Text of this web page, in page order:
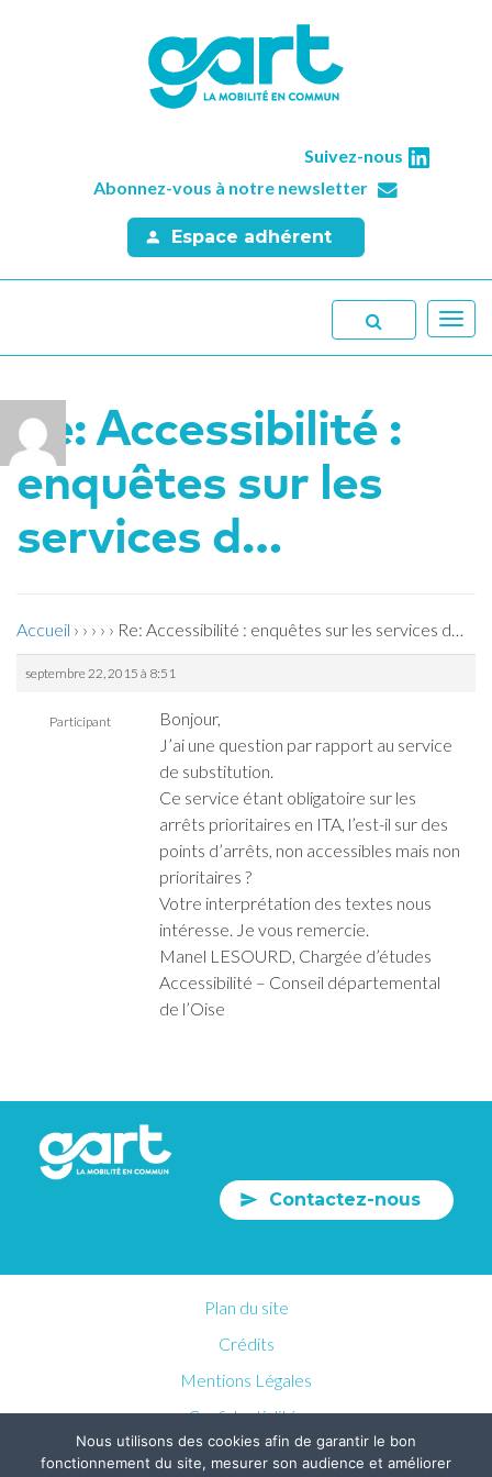
Suivez-nous
Abonnez-vous à notre newsletter
Espace adhérent
Re: Accessibilité :
enquêtes sur les
services d…
Accueil › › › › › Re: Accessibilité : enquêtes sur les services d…
septembre 22, 2015 à 8:51
Participant
Bonjour,
J’ai une question par rapport au service
de substitution.
Ce service étant obligatoire sur les
arrêts prioritaires en ITA, l’est-il sur des
points d’arrêts, non accessibles mais non
prioritaires ?
Votre interprétation des textes nous
intéresse. Je vous remercie.
Manel LESOURD, Chargée d’études
Accessibilité – Conseil départemental
de l’Oise
Contactez-nous
Plan du site
Crédits
Mentions Légales
Confidentialités
Nous utilisons des cookies afin de garantir le bon
fonctionnement du site, mesurer son audience et améliorer